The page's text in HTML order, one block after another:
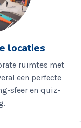
locaties
ruimtes met
een perfecte
sfeer en quiz-